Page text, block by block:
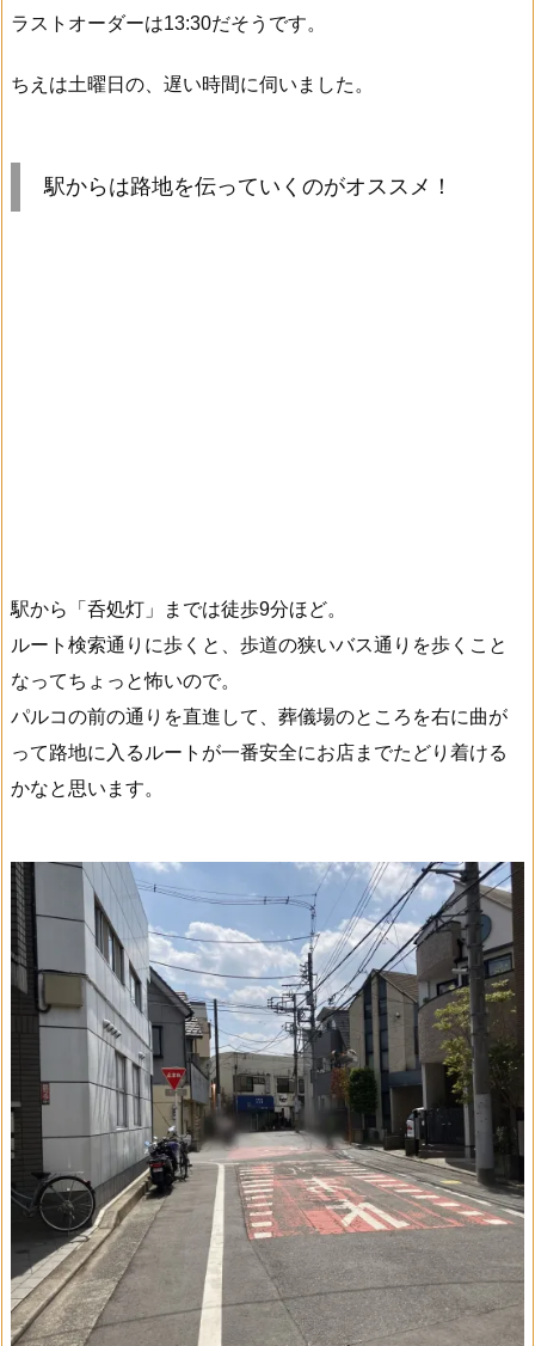
ラストオーダーは13:30だそうです。
ちえは土曜日の、遅い時間に伺いました。
駅からは路地を伝っていくのがオススメ！
駅から「呑処灯」までは徒歩9分ほど。
ルート検索通りに歩くと、歩道の狭いバス通りを歩くこと
なってちょっと怖いので。
パルコの前の通りを直進して、葬儀場のところを右に曲が
って路地に入るルートが一番安全にお店までたどり着ける
かなと思います。